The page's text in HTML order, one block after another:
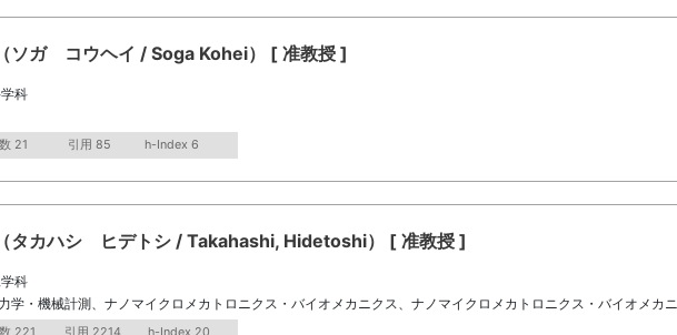
ソガ コウヘイ / Soga Kohei） [ 准教授 ]
科
21 引用 85 h-Index 6
タカハシ ヒデトシ / Takahashi, Hidetoshi） [ 准教授 ]
科
学・機械計測、ナノマイクロメカトロニクス・バイオメカニクス、ナノマイクロメカトロニクス・バイオメカ